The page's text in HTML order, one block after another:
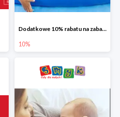
Dodatkowe 10% rabatu na zabawki ogrodowe i baseny
10%